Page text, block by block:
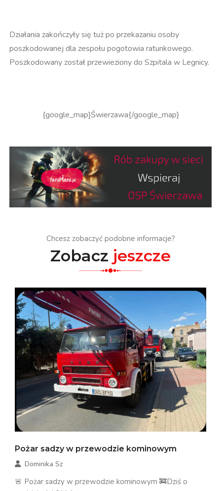
Działania zakończyły się tuż po przekazaniu osoby
poszkodowanej dla zespołu pogotowia ratunkowego.
Poszkodowany został przewieziony do Szpitala w Legnicy.
{google_map}Świerzawa{/google_map}
Chcesz zobaczyć podobne informacje?
Zobacz jeszcze
Pożar sadzy w przewodzie kominowym
Dominika Sz
🚨 Pożar sadzy w przewodzie kominowym 🚒Dziś o